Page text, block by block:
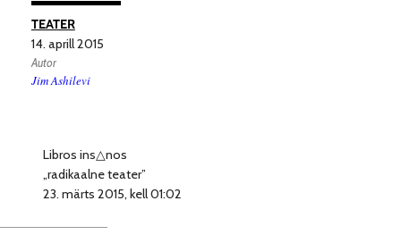
TEATER
14. aprill 2015
Autor
Jim Ashilevi
Libros ins△nos
„radikaalne teater”
23. märts 2015, kell 01:02